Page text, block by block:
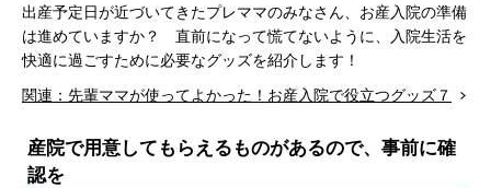
出産予定日が近づいてきたプレママのみなさん、お産入院の準備
は進めていますか？ 直前になって慌てないように、入院生活を
快適に過ごすために必要なグッズを紹介します！
関連：先輩ママが使ってよかった！お産入院で役立つグッズ７
産院で用意してもらえるものがあるので、事前に確
認を